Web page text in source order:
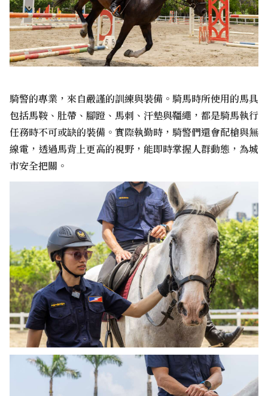
騎警的專業，來自嚴謹的訓練與裝備。騎馬時所使用的馬具
包括馬鞍、肚帶、腳蹬、馬刺、汗墊與韁繩，都是騎馬執行
任務時不可或缺的裝備。實際執勤時，騎警們還會配槍與無
線電，透過馬背上更高的視野，能即時掌握人群動態，為城
市安全把關。